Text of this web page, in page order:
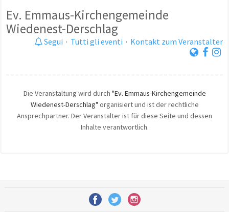
Ev. Emmaus-Kirchengemeinde
Wiedenest-Derschlag
Segui · Tutti gli eventi · Kontakt zum Veranstalter
Die Veranstaltung wird durch "Ev. Emmaus-Kirchengemeinde
Wiedenest-Derschlag" organisiert und ist der rechtliche
Ansprechpartner. Der Veranstalter ist für diese Seite und dessen
Inhalte verantwortlich.